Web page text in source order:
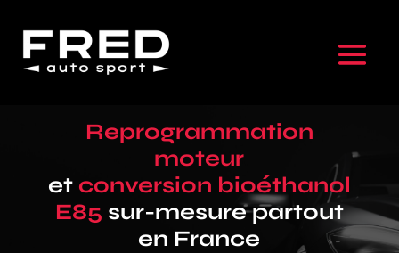
Reprogrammation
moteur
et conversion bioéthanol
E85 sur-mesure partout
en France